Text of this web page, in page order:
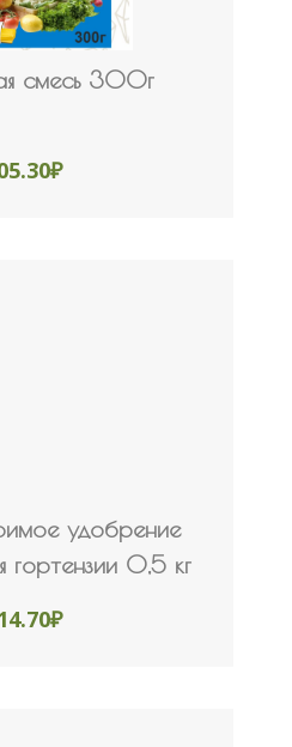
смесь 300г
₽
удобрение
гортензии 0,5 кг
₽